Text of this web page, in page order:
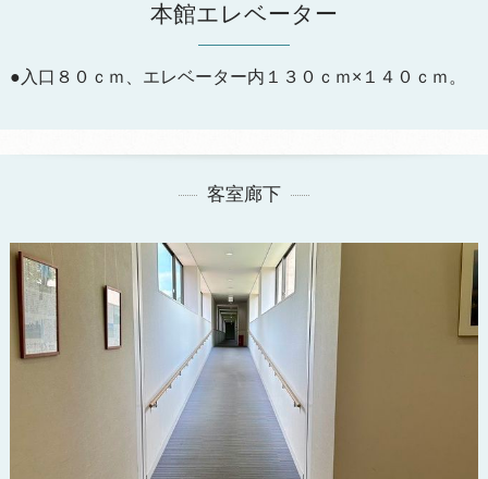
本館エレベーター
●入口８０ｃｍ、エレベーター内１３０ｃｍ×１４０ｃｍ。
客室廊下